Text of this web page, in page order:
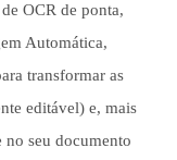
OCR de ponta,
Automática,
transformar as
editável) e, mais
no seu documento